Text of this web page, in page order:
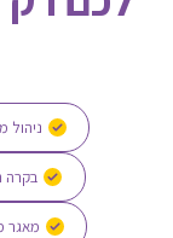
ניהול
בקרה
מאגר